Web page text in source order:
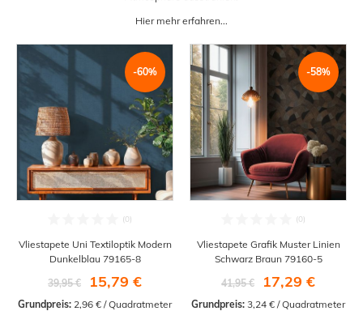
Hier mehr erfahren...
-60%
Vliestapete Uni Textiloptik Modern
Dunkelblau 79165-8
39,95 €
15,79 €
Grundpreis: 2,96 € / Quadratmeter
-58%
Vliestapete Grafik Muster Linien
Schwarz Braun 79160-5
41,95 €
17,29 €
Grundpreis: 3,24 € / Quadratmeter